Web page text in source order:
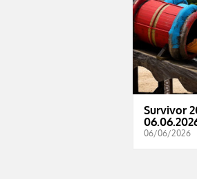
Survivor
06/06/2026